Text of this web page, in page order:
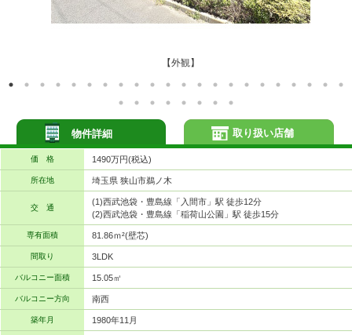
【外観】
物件詳細
価 格 1490万円(税込)
所在地 埼玉県 狭山市鵜ノ木
交 通
(1)西武池袋・豊島線「入間市」駅 徒歩12分
(2)西武池袋・豊島線「稲荷山公園」駅 徒歩15分
専有面積 81.86ｍ²(壁芯)
間取り 3LDK
バルコニー面積 15.05㎡
バルコニー方向 南西
築年月 1980年11月
取り扱い店舗